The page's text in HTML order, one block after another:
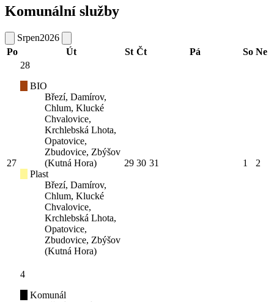
Komunální služby
Srpen2026
Po
Út St Čt Pá So Ne
27
28
BIO
Březí, Damírov,
Chlum, Klucké
Chvalovice,
Krchlebská Lhota,
Opatovice,
Zbudovice, Zbýšov
(Kutná Hora)
Plast
Březí, Damírov,
Chlum, Klucké
Chvalovice,
Krchlebská Lhota,
Opatovice,
Zbudovice, Zbýšov
(Kutná Hora)
29 30 31 1 2
4
Komunál